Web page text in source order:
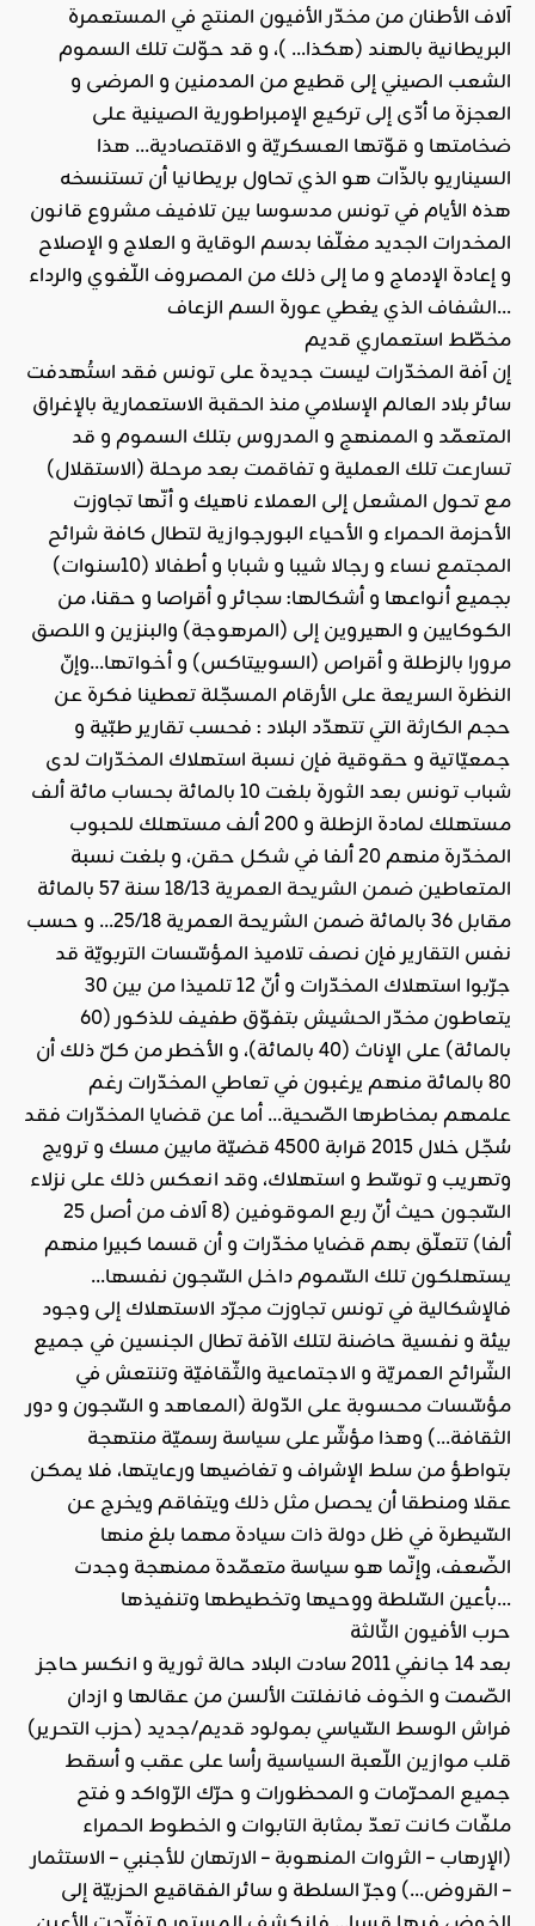
آلاف الأطنان من مخدّر الأفيون المنتج في المستعمرة
البريطانية بالهند (هكذا… )، و قد حوّلت تلك السموم
الشعب الصيني إلى قطيع من المدمنين و المرضى و
العجزة ما أدّى إلى تركيع الإمبراطورية الصينية على
ضخامتها و قوّتها العسكريّة و الاقتصادية… هذا
السيناريو بالذّات هو الذي تحاول بريطانيا أن تستنسخه
هذه الأيام في تونس مدسوسا بين تلافيف مشروع قانون
المخدرات الجديد مغلّفا بدسم الوقاية و العلاج و الإصلاح
و إعادة الإدماج و ما إلى ذلك من المصروف اللّغوي والرداء
الشفاف الذي يغطي عورة السم الزعاف…
مخطّط استعماري قديم
إن آفة المخدّرات ليست جديدة على تونس فقد استُهدفت
سائر بلاد العالم الإسلامي منذ الحقبة الاستعمارية بالإغراق
المتعمّد و الممنهج و المدروس بتلك السموم و قد
تسارعت تلك العملية و تفاقمت بعد مرحلة (الاستقلال)
مع تحول المشعل إلى العملاء ناهيك و أنّها تجاوزت
الأحزمة الحمراء و الأحياء البورجوازية لتطال كافة شرائح
المجتمع نساء و رجالا شيبا و شبابا و أطفالا (10سنوات)
بجميع أنواعها و أشكالها: سجائر و أقراصا و حقنا، من
الكوكايين و الهيروين إلى (المرهوجة) والبنزين و اللصق
مرورا بالزطلة و أقراص (السوبيتاكس) و أخواتها…وإنّ
النظرة السريعة على الأرقام المسجّلة تعطينا فكرة عن
حجم الكارثة التي تتهدّد البلاد : فحسب تقارير طبّية و
جمعيّاتية و حقوقية فإن نسبة استهلاك المخدّرات لدى
شباب تونس بعد الثورة بلغت 10 بالمائة بحساب مائة ألف
مستهلك لمادة الزطلة و 200 ألف مستهلك للحبوب
المخدّرة منهم 20 ألفا في شكل حقن، و بلغت نسبة
المتعاطين ضمن الشريحة العمرية 18/13 سنة 57 بالمائة
مقابل 36 بالمائة ضمن الشريحة العمرية 25/18… و حسب
نفس التقارير فإن نصف تلاميذ المؤسّسات التربويّة قد
جرّبوا استهلاك المخدّرات و أنّ 12 تلميذا من بين 30
يتعاطون مخدّر الحشيش بتفوّق طفيف للذكور (60
بالمائة) على الإناث (40 بالمائة)، و الأخطر من كلّ ذلك أن
80 بالمائة منهم يرغبون في تعاطي المخدّرات رغم
علمهم بمخاطرها الصّحية… أما عن قضايا المخدّرات فقد
سُجّل خلال 2015 قرابة 4500 قضيّة مابين مسك و ترويج
وتهريب و توسّط و استهلاك، وقد انعكس ذلك على نزلاء
السّجون حيث أنّ ربع الموقوفين (8 آلاف من أصل 25
ألفا) تتعلّق بهم قضايا مخدّرات و أن قسما كبيرا منهم
يستهلكون تلك السّموم داخل السّجون نفسها…
فالإشكالية في تونس تجاوزت مجرّد الاستهلاك إلى وجود
بيئة و نفسية حاضنة لتلك الآفة تطال الجنسين في جميع
الشّرائح العمريّة و الاجتماعية والثّقافيّة وتنتعش في
مؤسّسات محسوبة على الدّولة (المعاهد و السّجون و دور
الثقافة…) وهذا مؤشّر على سياسة رسميّة منتهجة
بتواطؤ من سلط الإشراف و تغاضيها ورعايتها، فلا يمكن
عقلا ومنطقا أن يحصل مثل ذلك ويتفاقم ويخرج عن
السّيطرة في ظل دولة ذات سيادة مهما بلغ منها
الضّعف، وإنّما هو سياسة متعمّدة ممنهجة وجدت
بأعين السّلطة ووحيها وتخطيطها وتنفيذها…
حرب الأفيون الثّالثة
بعد 14 جانفي 2011 سادت البلاد حالة ثورية و انكسر حاجز
الصّمت و الخوف فانفلتت الألسن من عقالها و ازدان
فراش الوسط السّياسي بمولود قديم/جديد (حزب التحرير)
قلب موازين اللّعبة السياسية رأسا على عقب و أسقط
جميع المحرّمات و المحظورات و حرّك الرّواكد و فتح
ملفّات كانت تعدّ بمثابة التابوات و الخطوط الحمراء
(الإرهاب – الثروات المنهوبة – الارتهان للأجنبي – الاستثمار
– القروض…) وجرّ السلطة و سائر الفقاقيع الحزبيّة إلى